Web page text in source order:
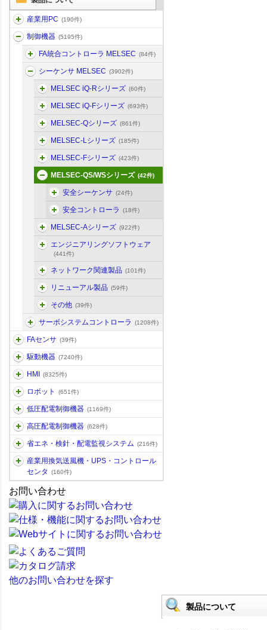
産業用PC (190件)
制御機器 (5195件)
FA統合コントローラ MELSEC (84件)
シーケンサ MELSEC (3902件)
MELSEC iQ-Rシリーズ (60件)
MELSEC iQ-Fシリーズ (693件)
MELSEC-Qシリーズ (861件)
MELSEC-Lシリーズ (185件)
MELSEC-Fシリーズ (423件)
MELSEC-QS/WSシリーズ (42件)
安全シーケンサ (24件)
安全コントローラ (18件)
MELSEC-Aシリーズ (922件)
エンジニアリングソフトウェア
(441件)
ネットワーク関連製品 (101件)
リニューアル製品 (59件)
その他 (39件)
サーボシステムコントローラ (1208件)
FAセンサ (39件)
駆動機器 (7240件)
HMI (8325件)
ロボット (651件)
低圧配電制御機器 (1169件)
高圧配電制御機器 (628件)
省エネ・検針・配電監視システム (216件)
産業用換気送風機・UPS・コントロール
センタ
(160件)
お問い合わせ
他のお問い合わせを探す
製品について